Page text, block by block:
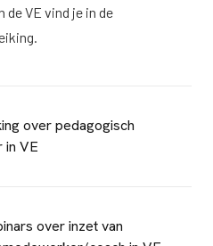
VE vind je in de
over pedagogisch
VE
over inzet van